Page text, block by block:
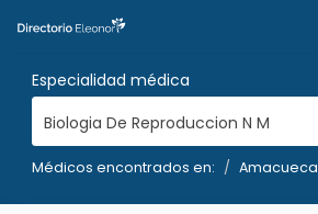
Especialidad médica
Biologia De Reproduccion N M
Médicos encontrados en: Amacueca